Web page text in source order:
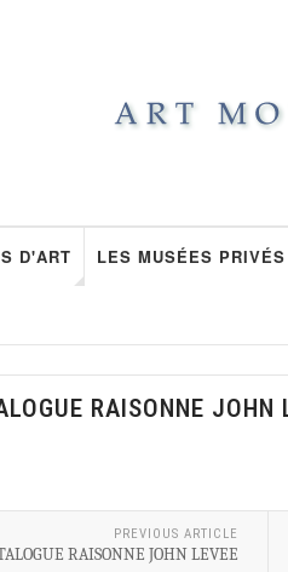
D'ART LES MUSÉES PRIVÉS
RAISONNE JOHN
PREVIOUS ARTICLE
RAISONNE JOHN LEVEE